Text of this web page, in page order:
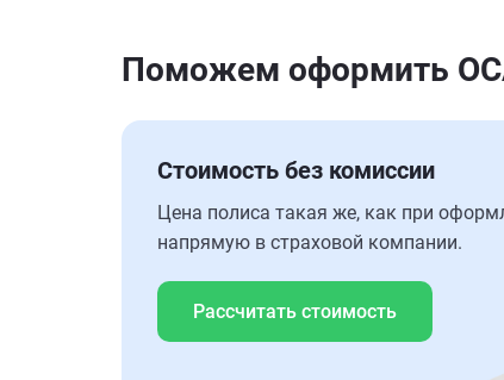
Поможем оформить
Стоимость без комиссии
Цена полиса такая же, как при
напрямую в страховой компании.
Рассчитать стоимость